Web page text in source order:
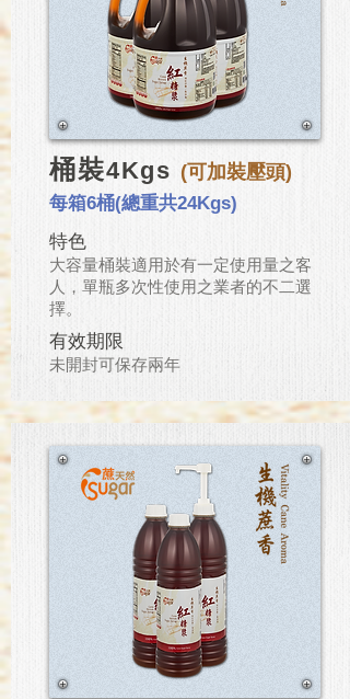
桶裝4Kgs (可加裝壓頭)
每箱6桶(總重共24Kgs)
特色
大容量桶裝適用於有一定使用量之客
人，單瓶多次性使用之業者的不二選
擇。
有效期限
​未開封可保存兩年